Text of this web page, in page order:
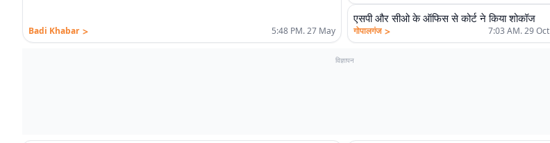
Badi Khabar > 5:48 PM. 27 May
एसपी और सीओ के ऑफिस से कोर्ट ने किया शोकॉज
गोपालगंज > 7:03 AM. 29 Oct
विज्ञापन